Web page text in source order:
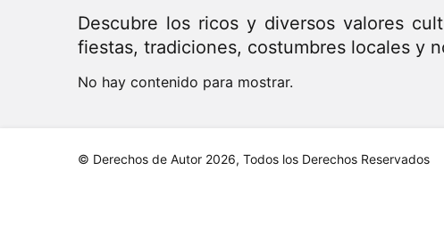
Descubre los ricos y diversos valores
fiestas, tradiciones, costumbres locales y
No hay contenido para mostrar.
© Derechos de Autor 2026, Todos los Derechos Reservados